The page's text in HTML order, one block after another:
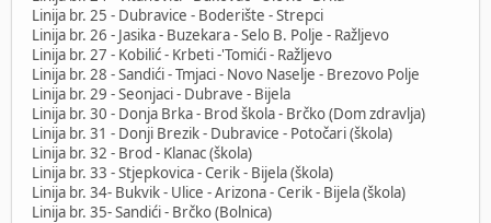
Linija br. 25 - Dubravice - Boderište - Strepci
Linija br. 26 - Jasika - Buzekara - Selo B. Polje - Ražljevo
Linija br. 27 - Kobilić - Krbeti -'Tomići - Ražljevo
Linija br. 28 - Sandići - Tmjaci - Novo Naselje - Brezovo Polje
Linija br. 29 - Seonjaci - Dubrave - Bijela
Linija br. 30 - Donja Brka - Brod škola - Brčko (Dom zdravlja)
Linija br. 31 - Donji Brezik - Dubravice - Potočari (škola)
Linija br. 32 - Brod - Klanac (škola)
Linija br. 33 - Stjepkovica - Cerik - Bijela (škola)
Linija br. 34- Bukvik - Ulice - Arizona - Cerik - Bijela (škola)
Linija br. 35- Sandići - Brčko (Bolnica)